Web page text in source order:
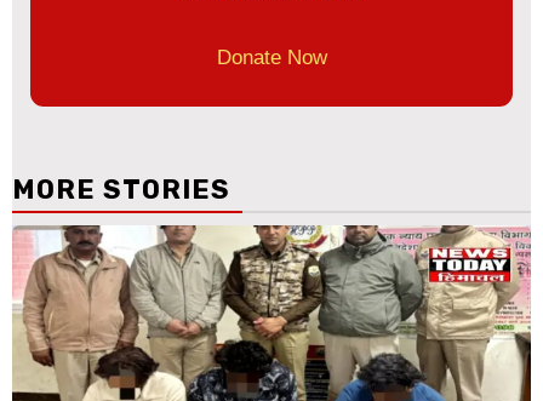
Donate Now
MORE STORIES